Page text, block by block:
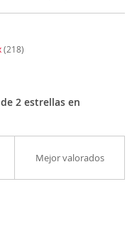
(218)
2 estrellas en
Mejor valorados